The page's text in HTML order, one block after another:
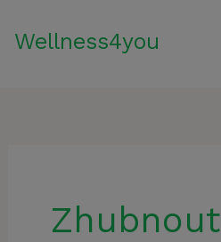
naWellness4you
Zhubnout